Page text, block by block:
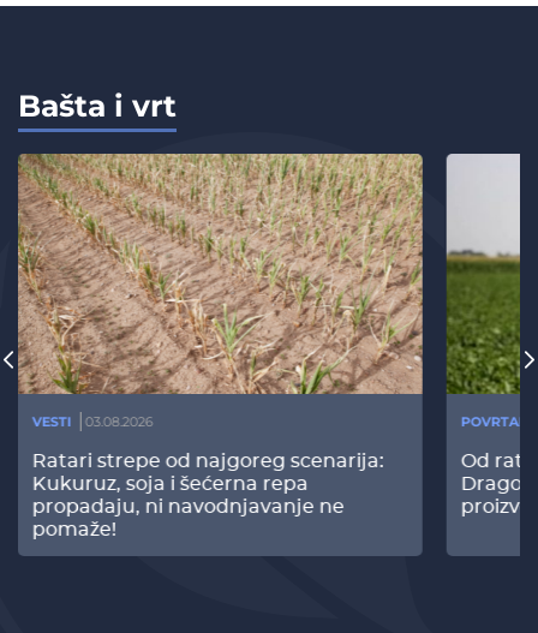
Bašta i vrt
VESTI 03.08.2026
Ratari strepe od najgoreg scenarija:
Kukuruz, soja i šećerna repa
propadaju, ni navodnjavanje ne
pomaže!
Od